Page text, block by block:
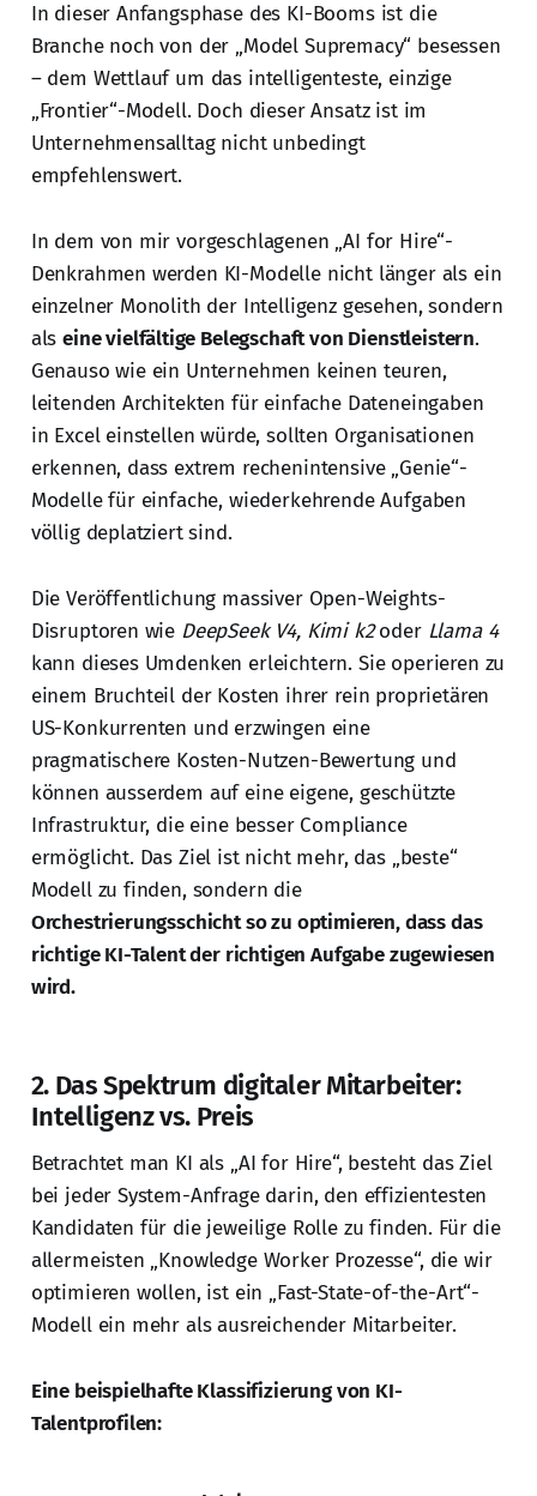
In dieser Anfangsphase des KI-Booms ist die
Branche noch von der „Model Supremacy“ besessen
– dem Wettlauf um das intelligenteste, einzige
„Frontier“-Modell. Doch dieser Ansatz ist im
Unternehmensalltag nicht unbedingt
empfehlenswert.
In dem von mir vorgeschlagenen „AI for Hire“-
Denkrahmen werden KI-Modelle nicht länger als ein
einzelner Monolith der Intelligenz gesehen, sondern
alseine vielfältige Belegschaft von Dienstleistern.
Genauso wie ein Unternehmen keinen teuren,
leitenden Architekten für einfache Dateneingaben
in Excel einstellen würde, sollten Organisationen
erkennen, dass extrem rechenintensive „Genie“-
Modelle für einfache, wiederkehrende Aufgaben
völlig deplatziert sind.
Die Veröffentlichung massiver Open-Weights-
Disruptoren wie DeepSeek V4, Kimi k2oder Llama 4
kann dieses Umdenken erleichtern. Sie operieren zu
einem Bruchteil der Kosten ihrer rein proprietären
US-Konkurrenten und erzwingen eine
pragmatischere Kosten-Nutzen-Bewertung und
können ausserdem auf eine eigene, geschützte
Infrastruktur, die eine besser Compliance
ermöglicht. Das Ziel ist nicht mehr, das „beste“
Modell zu finden, sondern die
Orchestrierungsschicht so zu optimieren, dass das
richtige KI-Talent der richtigen Aufgabe zugewiesen
wird.
2. Das Spektrum digitaler Mitarbeiter:
Intelligenz vs. Preis
Betrachtet man KI als „AI for Hire“, besteht das Ziel
bei jeder System-Anfrage darin, den effizientesten
Kandidaten für die jeweilige Rolle zu finden. Für die
allermeisten „Knowledge Worker Prozesse“, die wir
optimieren wollen, ist ein „Fast-State-of-the-Art“-
Modell ein mehr als ausreichender Mitarbeiter.
Eine beispielhafte Klassifizierung von KI-
Talentprofilen: